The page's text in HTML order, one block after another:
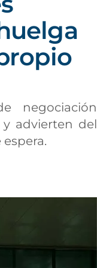
negociación
advierten del